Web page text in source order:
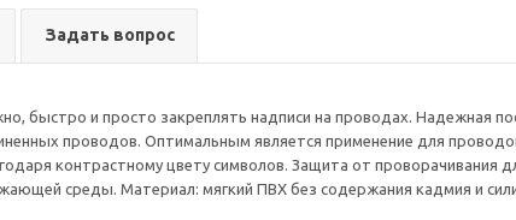
Задать вопрос
быстро и просто закреплять надписи на проводах. Надежная
проводов. Оптимальным является применение для
контрастному цвету символов. Защита от проворачивания
среды. Материал: мягкий ПВХ без содержания кадмия и